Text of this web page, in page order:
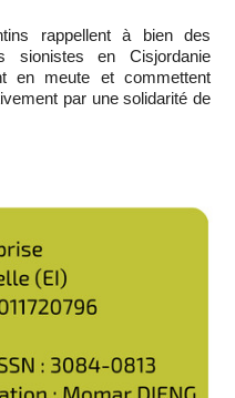
rappellent à bien des
sionistes en Cisjordanie
en meute et commettent
par une solidarité de